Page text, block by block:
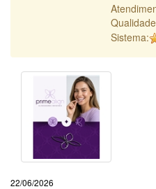
Sistema:
22/06/2026